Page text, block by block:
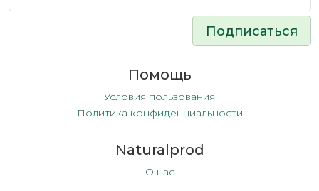
Подписаться
Помощь
Условия пользования
Политика конфиденциальности
Naturalprod
О нас